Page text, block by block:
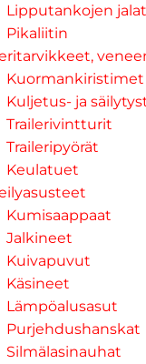
Lipputankojen jalat
Pikaliitin
Kuljetus- ja
Trailerivintturit
Traileripyörät
Keulatuet
Kumisaappaat
Jalkineet
Kuivapuvut
Käsineet
Lämpöalusasut
Purjehdushanskat
Silmälasinauhat